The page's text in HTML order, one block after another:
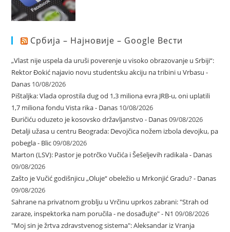
Србија – Најновије – Google Вести
„Vlast nije uspela da uruši poverenje u visoko obrazovanje u Srbiji“:
Rektor Đokić najavio novu studentsku akciju na tribini u Vrbasu -
Danas 10/08/2026
Pištaljka: Vlada oprostila dug od 1,3 miliona evra JRB-u, oni uplatili
1,7 miliona fondu Vista rika - Danas 10/08/2026
Đuričiću oduzeto je kosovsko državljanstvo - Danas09/08/2026
Detalji užasa u centru Beograda: Devojčica nožem izbola devojku, pa
pobegla - Blic09/08/2026
Marton (LSV): Pastor je potrčko Vučića i Šešeljevih radikala - Danas
09/08/2026
Zašto je Vučić godišnjicu „Oluje“ obeležio u Mrkonjić Gradu? - Danas
09/08/2026
Sahrane na privatnom groblju u Vrčinu uprkos zabrani: "Strah od
zaraze, inspektorka nam poručila - ne dosađujte" - N1 09/08/2026
"Moj sin je žrtva zdravstvenog sistema": Aleksandar iz Vranja